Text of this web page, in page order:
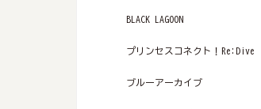
BLACK LAGOON
プリンセスコネクト！Re:Dive
ブルーアーカイブ